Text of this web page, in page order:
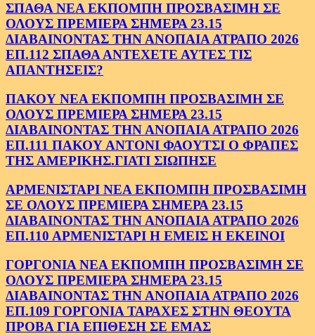
ΣΠΑΘΑ ΝΕΑ ΕΚΠΟΜΠΗ ΠΡΟΣΒΑΣΙΜΗ ΣΕ
ΟΛΟΥΣ ΠΡΕΜΙΕΡΑ ΣΗΜΕΡΑ 23.15
ΔΙΑΒΑΙΝΟΝΤΑΣ ΤΗΝ ΑΝΟΠΑΙΑ ΑΤΡΑΠΟ 2026
ΕΠ.112 ΣΠΑΘΑ ΑΝΤΕΧΕΤΕ ΑΥΤΕΣ ΤΙΣ
ΑΠΑΝΤΗΣΕΙΣ?
ΠΑΚΟΥ ΝΕΑ ΕΚΠΟΜΠΗ ΠΡΟΣΒΑΣΙΜΗ ΣΕ
ΟΛΟΥΣ ΠΡΕΜΙΕΡΑ ΣΗΜΕΡΑ 23.15
ΔΙΑΒΑΙΝΟΝΤΑΣ ΤΗΝ ΑΝΟΠΑΙΑ ΑΤΡΑΠΟ 2026
ΕΠ.111 ΠΑΚΟΥ ΑΝΤΟΝΙ ΦΑΟΥΤΣΙ Ο ΦΡΑΠΕΣ
ΤΗΣ ΑΜΕΡΙΚΗΣ.ΓΙΑΤΙ ΣΙΩΠΗΣΕ
ΑΡΜΕΝΙΣΤΑΡΙ ΝΕΑ ΕΚΠΟΜΠΗ ΠΡΟΣΒΑΣΙΜΗ
ΣΕ ΟΛΟΥΣ ΠΡΕΜΙΕΡΑ ΣΗΜΕΡΑ 23.15
ΔΙΑΒΑΙΝΟΝΤΑΣ ΤΗΝ ΑΝΟΠΑΙΑ ΑΤΡΑΠΟ 2026
ΕΠ.110 ΑΡΜΕΝΙΣΤΑΡΙ Η ΕΜΕΙΣ Η ΕΚΕΙΝΟΙ
ΓΟΡΓΟΝΙΑ ΝΕΑ ΕΚΠΟΜΠΗ ΠΡΟΣΒΑΣΙΜΗ ΣΕ
ΟΛΟΥΣ ΠΡΕΜΙΕΡΑ ΣΗΜΕΡΑ 23.15
ΔΙΑΒΑΙΝΟΝΤΑΣ ΤΗΝ ΑΝΟΠΑΙΑ ΑΤΡΑΠΟ 2026
ΕΠ.109 ΓΟΡΓΟΝΙΑ ΤΑΡΑΧΕΣ ΣΤΗΝ ΘΕΟΥΤΑ
ΠΡΟΒΑ ΓΙΑ ΕΠΙΘΕΣΗ ΣΕ ΕΜΑΣ